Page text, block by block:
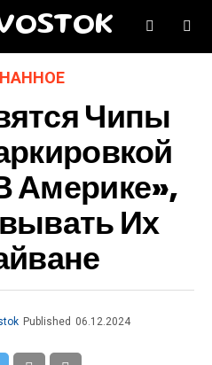
Чипы
Америке»,
Их
Published 06.12.2024